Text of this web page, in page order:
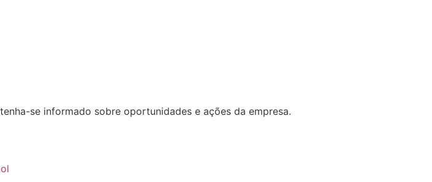
se informado sobre oportunidades e ações da empresa.